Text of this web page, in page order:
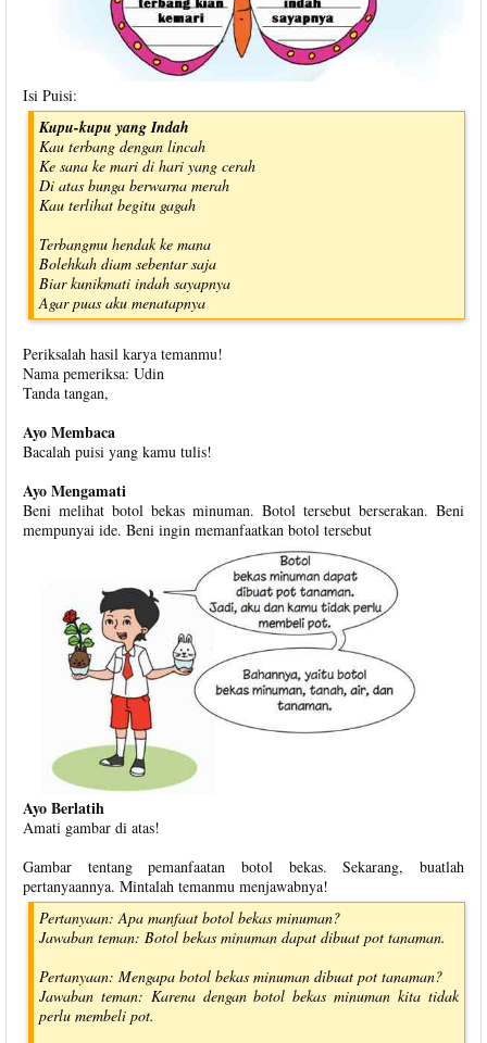
Isi Puisi:
Kupu-kupu yang Indah
Kau terbang dengan lincah
Ke sana ke mari di hari yang cerah
Di atas bunga berwarna merah
Kau terlihat begitu gagah
Terbangmu hendak ke mana
Bolehkah diam sebentar saja
Biar kunikmati indah sayapnya
Agar puas aku menatapnya
Periksalah hasil karya temanmu!
Nama pemeriksa: Udin
Tanda tangan,
Ayo Membaca
Bacalah puisi yang kamu tulis!
Ayo Mengamati
Beni melihat botol bekas minuman. Botol tersebut berserakan. Beni
mempunyai ide. Beni ingin memanfaatkan botol tersebut
Ayo Berlatih
Amati gambar di atas!
Gambar tentang pemanfaatan botol bekas. Sekarang, buatlah
pertanyaannya. Mintalah temanmu menjawabnya!
Pertanyaan: Apa manfaat botol bekas minuman?
Jawaban teman: Botol bekas minuman dapat dibuat pot tanaman.
Pertanyaan: Mengapa botol bekas minuman dibuat pot tanaman?
Jawaban teman: Karena dengan botol bekas minuman kita tidak
perlu membeli pot.